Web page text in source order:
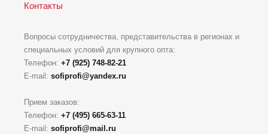
Контакты
Вопросы сотрудничества, представительства в регионах и
специальных условий для крупного опта:
Телефон: +7 (925) 748-82-21
E-mail: sofiprofi@yandex.ru
Прием заказов:
Телефон: +7 (495) 665-63-11
E-mail: sofiprofi@mail.ru